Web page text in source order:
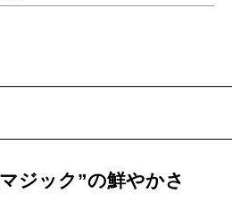
ジック”の鮮やかさ